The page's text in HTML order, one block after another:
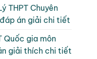
THPT Chuyên
đáp án giải chi tiết
Quốc gia môn
giải thích chi tiết